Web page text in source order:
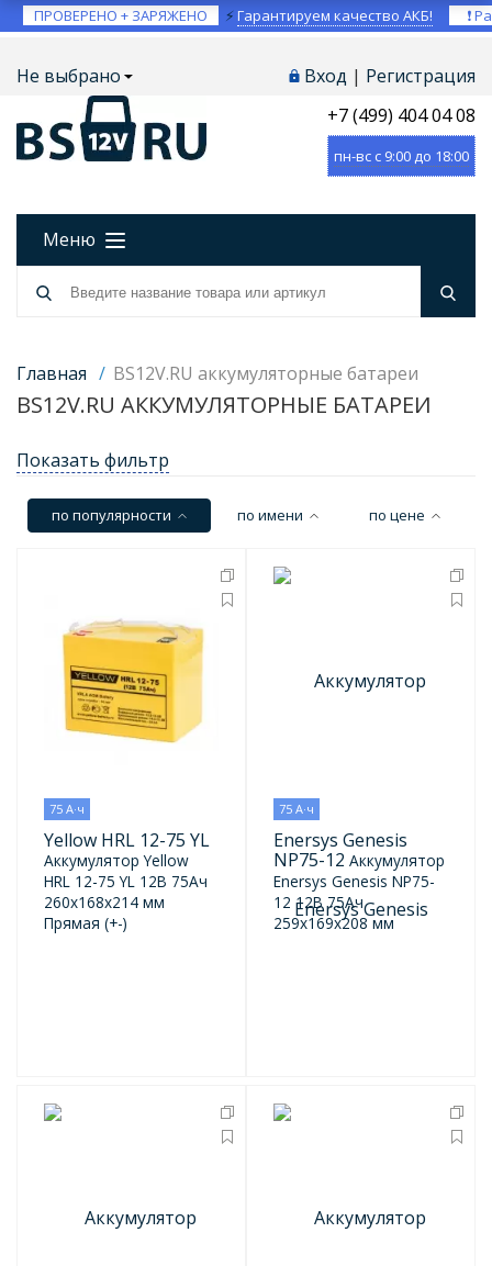
ПРОВЕРЕНО + ЗАРЯЖЕНО ⚡Гарантируем качество АКБ! ❗
Не выбрано Вход | Регистрация
+7 (499) 404 04 08
пн-вс с 9:00 до 18:00
Меню
Главная / BS12V.RU аккумуляторные батареи
BS12V.RU АККУМУЛЯТОРНЫЕ БАТАРЕИ
Показать фильтр
по популярности по имени по цене
75 А·ч
Yellow HRL 12-75 YL
Аккумулятор Yellow
HRL 12-75 YL 12В 75Ач
260x168x214 мм
Прямая (+-)
75 А·ч
Enersys Genesis
NP75-12 Аккумулятор
Enersys Genesis NP75-
12 12В 75Ач
259x169x208 мм